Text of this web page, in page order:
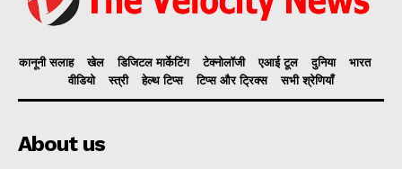
कानूनी सलाह खेल डिजिटल मार्केटिंग टेक्नोलॉजी एआई टूल दुनिया
भारत
वीडियो
स्त्री हेल्थ टिप्स टिप्स और ट्रिक्स सभी श्रेणियाँ
About us